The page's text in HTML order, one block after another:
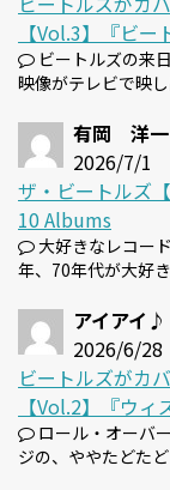
【Vol.3】『ビー
ビートルズの来
映像がテレビで映
有岡 洋一
2026/7/1
ザ・ビートルズ
10 Albums
大好きなレコー
年、70年代が大好
アイアイ♪
2026/6/28
ビートルズがカ
【Vol.2】『ウィ
ロール・オーバ
ジの、ややたどた